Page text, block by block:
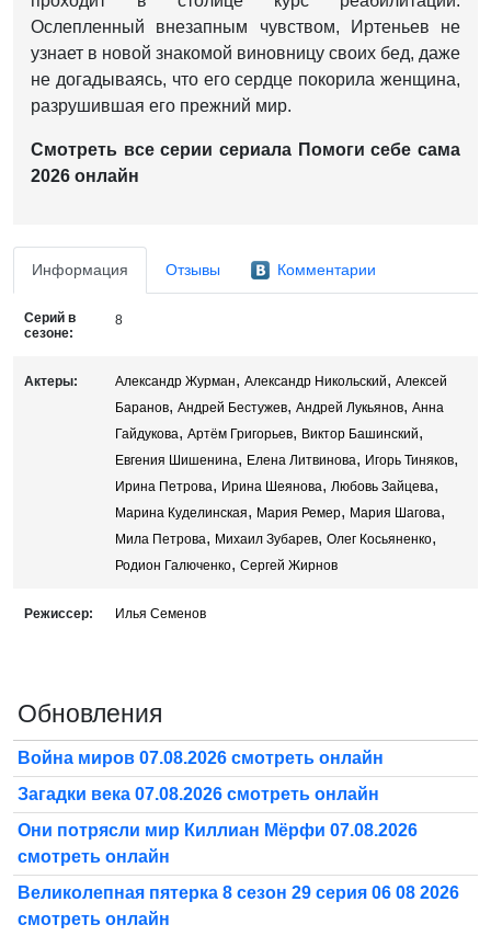
Ослепленный внезапным чувством, Иртеньев не
узнает в новой знакомой виновницу своих бед, даже
не догадываясь, что его сердце покорила женщина,
разрушившая его прежний мир.
Смотреть все серии сериала Помоги себе сама
2026 онлайн
Информация Отзывы Комментарии
Серий в
сезоне:
8
Актеры: Александр Журман, Александр Никольский, Алексей
Баранов, Андрей Бестужев, Андрей Лукьянов, Анна
Гайдукова, Артём Григорьев, Виктор Башинский,
Евгения Шишенина, Елена Литвинова, Игорь Тиняков,
Ирина Петрова, Ирина Шеянова, Любовь Зайцева,
Марина Куделинская, Мария Ремер, Мария Шагова,
Мила Петрова, Михаил Зубарев, Олег Косьяненко,
Родион Галюченко, Сергей Жирнов
Режиссер: Илья Семенов
Обновления
Война миров 07.08.2026 смотреть онлайн
Загадки века 07.08.2026 смотреть онлайн
Они потрясли мир Киллиан Мёрфи 07.08.2026
смотреть онлайн
Великолепная пятерка 8 сезон 29 серия 06 08 2026
смотреть онлайн